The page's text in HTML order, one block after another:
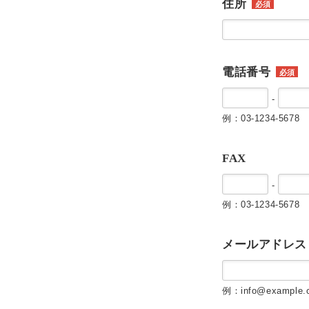
住所 必須
電話番号 必須
-
例：03-1234-5678
FAX
-
例：03-1234-5678
メールアドレス
例：